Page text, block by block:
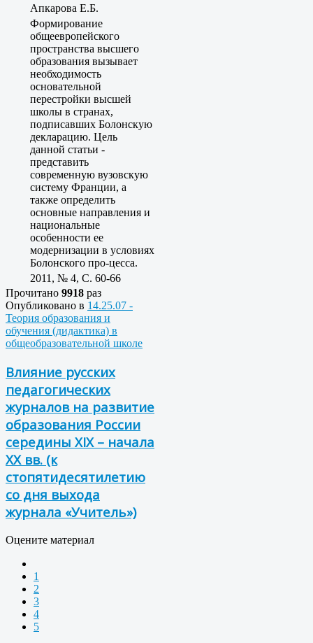
Апкарова Е.Б.
Формирование
общеевропейского
пространства высшего
образования вызывает
необходимость
основательной
перестройки высшей
школы в странах,
подписавших Болонскую
декларацию. Цель
данной статьи -
представить
современную вузовскую
систему Франции, а
также определить
основные направления и
национальные
особенности ее
модернизации в условиях
Болонского про-цесса.
2011, № 4, C. 60-66
Прочитано 9918 раз
Опубликовано в 14.25.07 -
Теория образования и
обучения (дидактика) в
общеобразовательной школе
Влияние русских
педагогических
журналов на развитие
образования России
середины XIX – начала
XX вв. (к
стопятидесятилетию
со дня выхода
журнала «Учитель»)
Оцените материал
1
2
3
4
5